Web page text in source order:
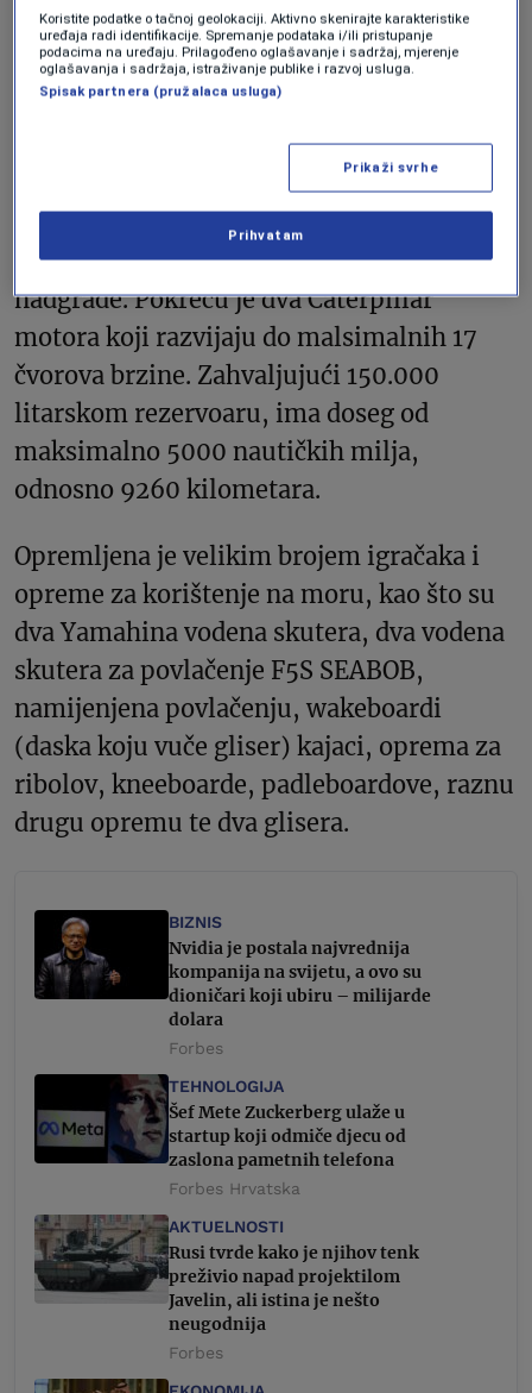
jahti Persefoni I. Prema podacima
portalaYachtCharterFleet.comona je
izgrađena 2012. godine u talijanskom
brodogradilištu Admiral Yachts. (Po nekim
drugim izvorima izgrađena je u
brodogradilištu Mariotti Yachts). Duga je
54 metra. Ima čelični trup i aluminijsko
nadgrađe. Pokreću je dva Caterpillar
motora koji razvijaju do malsimalnih 17
čvorova brzine. Zahvaljujući 150.000
litarskom rezervoaru, ima doseg od
maksimalno 5000 nautičkih milja,
odnosno 9260 kilometara.
Opremljena je velikim brojem igračaka i
opreme za korištenje na moru, kao što su
dva Yamahina vodena skutera, dva vodena
skutera za povlačenje F5S SEABOB,
namijenjena povlačenju, wakeboardi
(daska koju vuče gliser) kajaci, oprema za
ribolov, kneeboarde, padleboardove, raznu
drugu opremu te dva glisera.
BIZNIS
Nvidia je postala najvrednija
kompanija na svijetu, a ovo su
dioničari koji ubiru – milijarde
dolara
Forbes
TEHNOLOGIJA
Šef Mete Zuckerberg ulaže u
startup koji odmiče djecu od
zaslona pametnih telefona
Forbes Hrvatska
AKTUELNOSTI
Rusi tvrde kako je njihov tenk
preživio napad projektilom
Javelin, ali istina je nešto
neugodnija
Forbes
Koristite podatke o tačnoj geolokaciji. Aktivno skenirajte karakteristike
uređaja radi identifikacije. Spremanje podataka i/ili pristupanje
podacima na uređaju. Prilagođeno oglašavanje i sadržaj, mjerenje
oglašavanja i sadržaja, istraživanje publike i razvoj usluga.
Spisak partnera (pružalaca usluga)
Prikaži svrhe
Prihvatam